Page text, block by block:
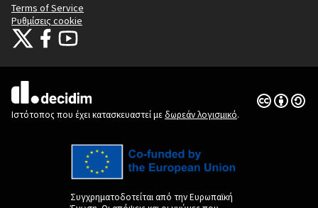
Terms of Service
Ρυθμίσεις cookie
Citizens Participation Portal at X
Ο οργανισμός Citizens Participation Portal στο Facebook
Ο οργανισμός Citizens Participation Portal στο YouTube
(Εξωτερική σύνδεση)
Ιστότοπος που έχει κατασκευαστεί με δωρεάν λογισμικό.
Άδεια
(Εξωτερική
Συγχρηματοδοτείται από την Ευρωπαϊκή